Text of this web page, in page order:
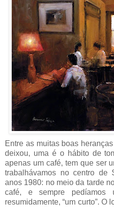
Entre as muitas boas
deixou, uma é o hábito de
apenas um café, tem que ser
trabalhávamos no centro de
anos 1980: no meio da tarde
café, e sempre pedíamos
resumidamente, “um curto”. O